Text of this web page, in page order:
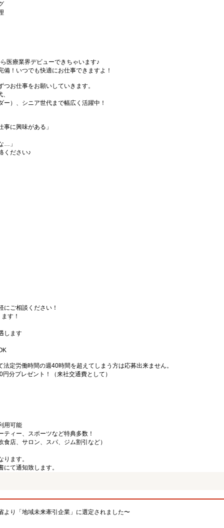
医療業界デビューできちゃいます♪
！いつでも快適にお仕事できますよ！
お仕事をお願いしていきます。
）、シニア世代まで幅広く活躍中！
に興味がある」
…」
ください♪
ご相談ください！
す！
します
定労働時間の週40時間を超えてしまう方は応募出来ません。
分プレゼント！（来社交通費として）
用可能
ィー、スポーツなど特典多数！
店、サロン、スパ、ジム割引など）
ます。
て通知致します。
より「地域未来牽引企業」に選定されました〜